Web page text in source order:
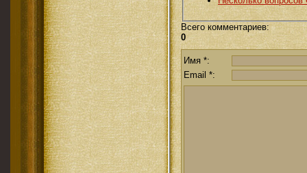
Всего комментариев:
0
Имя *:
Email *: